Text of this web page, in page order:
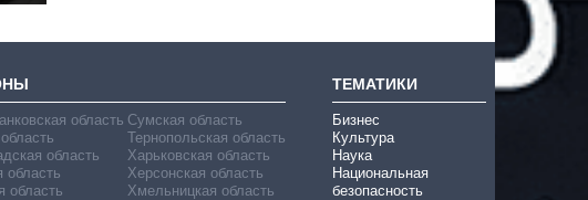
область
область
область
область
Сумская область
Тернопольская область
Харьковская область
Херсонская область
Хмельницкая область
ТЕМАТИКИ
Бизнес
Культура
Наука
Национальная
безопасность